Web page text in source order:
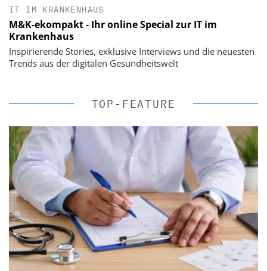
IT IM KRANKENHAUS
M&K-ekompakt - Ihr online Special zur IT im
Krankenhaus
Inspirierende Stories, exklusive Interviews und die neuesten
Trends aus der digitalen Gesundheitswelt
TOP-FEATURE